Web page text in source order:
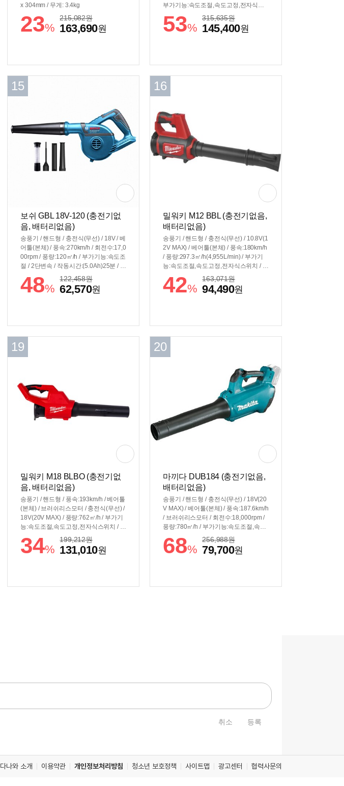
x 304mm / 무게: 3.4kg
23%
215,082원
163,690원
부가기능:속도조절,속도고정,전자식스
위치 / 플렉스볼트 / 무게: 3.1kg
53%
315,635원
145,400원
15
보쉬 GBL 18V-120 (충전기없
음, 배터리없음)
송풍기 / 핸드형 / 충전식(무선) / 18V / 베
어툴(본체) / 풍속:270km/h / 회전수:17,0
00rpm / 풍량:120㎥/h / 부가기능:속도조
절 / 2단변속 / 작동시간:(5.0Ah)25분 / 무
게: (배터리제외)1.1kg
48%
122,458원
62,570원
16
밀워키 M12 BBL (충전기없음,
배터리없음)
송풍기 / 핸드형 / 충전식(무선) / 10.8V(1
2V MAX) / 베어툴(본체) / 풍속:180km/h
/ 풍량:297.3㎥/h(4,955L/min) / 부가기
능:속도조절,속도고정,전자식스위치 / 2
단변속 / 작동시간:(6.0Ah)15분 / 무게: 1.
7kg
42%
163,071원
94,490원
19
밀워키 M18 BLBO (충전기없
음, 배터리없음)
송풍기 / 핸드형 / 풍속:193km/h / 베어툴
(본체) / 브러쉬리스모터 / 충전식(무선) /
18V(20V MAX) / 풍량:762㎥/h / 부가기
능:속도조절,속도고정,전자식스위치 / 분
사력: 11N / 무게: 2kg
34%
199,212원
131,010원
20
마끼다 DUB184 (충전기없음,
배터리없음)
송풍기 / 핸드형 / 충전식(무선) / 18V(20
V MAX) / 베어툴(본체) / 풍속:187.6km/h
/ 브러쉬리스모터 / 회전수:18,000rpm /
풍량:780㎥/h / 부가기능:속도조절,속도
고정,전자식스위치 / 크기: 810 x 160 x
285mm / 무게: 3.0kg
68%
256,988원
79,700원
취소 등록
다나와 소개 이용약관 개인정보처리방침 청소년 보호정책 사이트맵 광고센터 협력사문의